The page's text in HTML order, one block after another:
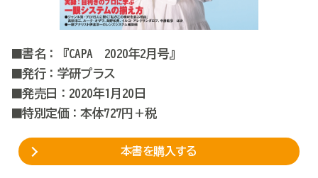
■書名：『CAPA 2020年2月号』
■発行：学研プラス
■発売日：2020年1月20日
■特別定価：本体727円＋税
本書を購入する